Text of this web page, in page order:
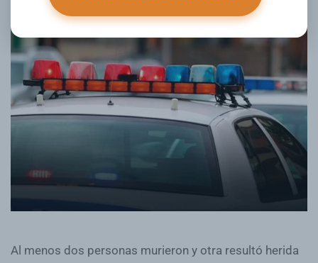
Al menos dos personas murieron y otra resultó herida